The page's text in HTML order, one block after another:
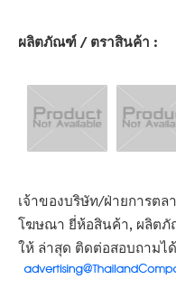
ผลิตภัณฑ์ / ตราสินค้า :
เจ้าของบริษัท/ฝ่ายการต
โฆษณา ยี่ห้อสินค้า, ผลิต
ให้ ล่าสุด ติดต่อสอบถามไ